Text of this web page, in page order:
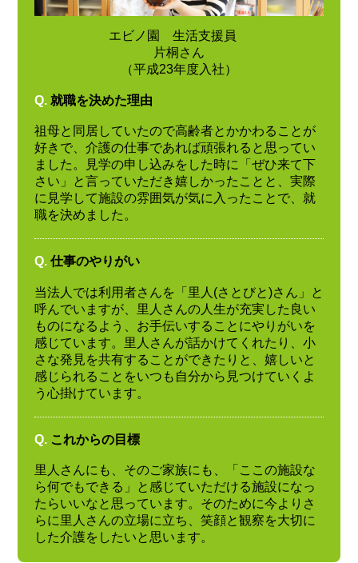
エビノ園 生活支援員
片桐さん
（平成23年度入社）
Q. 就職を決めた理由
祖母と同居していたので高齢者とかかわることが
好きで、介護の仕事であれば頑張れると思ってい
ました。見学の申し込みをした時に「ぜひ来て下
さい」と言っていただき嬉しかったことと、実際
に見学して施設の雰囲気が気に入ったことで、就
職を決めました。
Q. 仕事のやりがい
当法人では利用者さんを「里人(さとびと)さん」と
呼んでいますが、里人さんの人生が充実した良い
ものになるよう、お手伝いすることにやりがいを
感じています。里人さんが話かけてくれたり、小
さな発見を共有することができたりと、嬉しいと
感じられることをいつも自分から見つけていくよ
う心掛けています。
Q. これからの目標
里人さんにも、そのご家族にも、「ここの施設な
ら何でもできる」と感じていただける施設になっ
たらいいなと思っています。そのために今よりさ
らに里人さんの立場に立ち、笑顔と観察を大切に
した介護をしたいと思います。